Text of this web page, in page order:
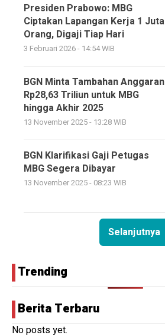
Presiden Prabowo: MBG
Ciptakan Lapangan Kerja 1 Juta
Orang, Digaji Tiap Hari
3 Februari 2026 - 14:54 WIB
BGN Minta Tambahan Anggaran
Rp28,63 Triliun untuk MBG
hingga Akhir 2025
13 November 2025 - 13:28 WIB
BGN Klarifikasi Gaji Petugas
MBG Segera Dibayar
13 November 2025 - 08:23 WIB
Selanjutnya
Trending
Berita Terbaru
No posts yet.